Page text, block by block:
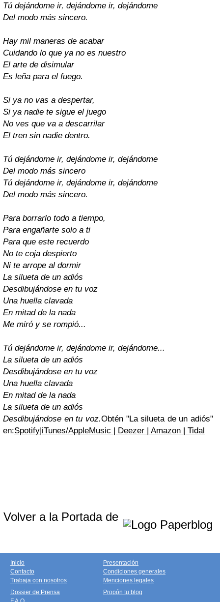
Tú dejándome ir, dejándome ir, dejándome
Del modo más sincero.
Hay mil maneras de acabar
Cuidando lo que ya no es nuestro
El arte de disimular
Es leña para el fuego.
Si ya no vas a despertar,
Si ya nadie te sigue el juego
No ves que va a descarrilar
El tren sin nadie dentro.
Tú dejándome ir, dejándome ir, dejándome
Del modo más sincero
Tú dejándome ir, dejándome ir, dejándome
Del modo más sincero.
Para borrarlo todo a tiempo,
Para engañarte solo a ti
Para que este recuerdo
No te coja despierto
Ni te arrope al dormir
La silueta de un adiós
Desdibujándose en tu voz
Una huella clavada
En mitad de la nada
Me miró y se rompió...
Tú dejándome ir, dejándome ir, dejándome...
La silueta de un adiós
Desdibujándose en tu voz
Una huella clavada
En mitad de la nada
La silueta de un adiós
Desdibujándose en tu voz.Obtén "La silueta de un adiós"
en:Spotify|iTunes/AppleMusic | Deezer | Amazon | Tidal
Volver a la Portada de
Inicio
Contacto
Trabaja con nosotros
Presentación
Condiciones generales
Menciones legales
Dossier de Prensa
Propón tu blog